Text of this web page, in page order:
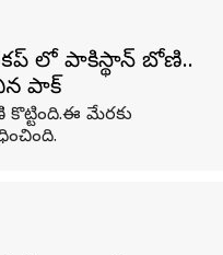
లో పాకిస్థాన్ బోణి..
పాక్
కొట్టింది.ఈ మేరకు